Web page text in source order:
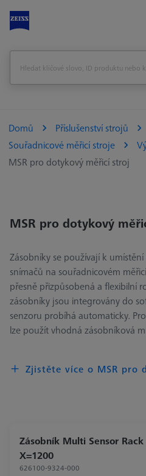
Domů
Příslušenství strojů
Souřadnicové měřicí stroje
MSR pro dotykový měřicí stroj
MSR pro dotykový
Zásobníky se používají k
snímačů na souřadnicovém
přesně přizpůsobená a flexibilní
zásobníky jsou integrovány do
senzoru probíhá automaticky.
lze použít vhodná zásobníková
Zjistěte více o MSR pro
Zásobník Multi Sensor
X=1200
626100-9324-000